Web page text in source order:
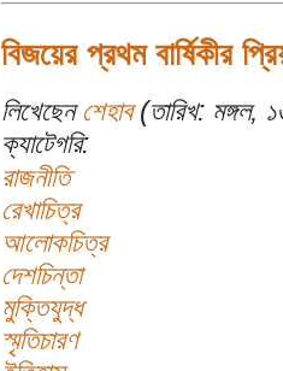
বিজয়ের প্রথম বার্ষিকীর
লিখেছেন শেহাব(তারিখ: মঙ্গল,
ক্যাটেগরি:
রাজনীতি
রেখাচিত্র
আলোকচিত্র
দেশচিন্তা
মুক্তিযুদ্ধ
স্মৃতিচারণ